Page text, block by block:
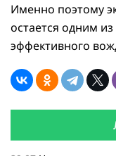
Именно поэтому
остается одним
эффективного